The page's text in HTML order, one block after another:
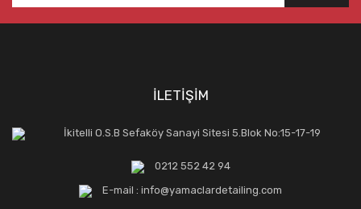
İLETİŞİM
İkitelli O.S.B Sefaköy Sanayi Sitesi 5.Blok No:15-17-19
0212 552 42 94
E-mail : info@yamaclardetailing.com